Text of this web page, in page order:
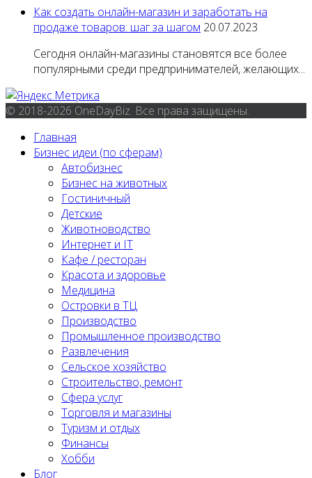
Как создать онлайн-магазин и заработать на
продаже товаров: шаг за шагом 20.07.2023
Сегодня онлайн-магазины становятся все более
популярными среди предпринимателей, желающих...
© 2018-2026 OneDayBiz. Все права защищены.
Главная
Бизнес идеи (по сферам)
Автобизнес
Бизнес на животных
Гостиничный
Детские
Животноводство
Интернет и IT
Кафе / ресторан
Красота и здоровье
Медицина
Островки в ТЦ
Производство
Промышленное производство
Развлечения
Сельское хозяйство
Строительство, ремонт
Сфера услуг
Торговля и магазины
Туризм и отдых
Финансы
Хобби
Блог